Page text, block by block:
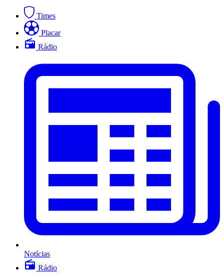
Times
Placar
Rádio
Notícias
Rádio